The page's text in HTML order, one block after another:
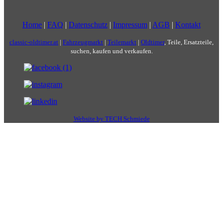
Home | FAQ | Datenschutz | Impressum | AGB | Kontakt
classic-oldtimer.at | Fahrzeugmarkt | Teilemarkt | Oldtimer, Teile, Ersatzteile,
suchen, kaufen und verkaufen.
Website by TECH Schmiede